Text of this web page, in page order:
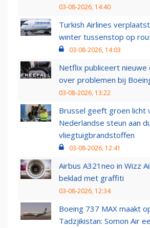
03-08-2026, 14:40
Turkish Airlines
winter tussenstop op
03-08-2026, 14:03
Netflix publiceert nieuwe
over problemen bij
03-08-2026, 13:22
Brussel geeft groen licht
Nederlandse steun aan
vliegtuigbrandstoffen
03-08-2026, 12:41
Airbus A321neo in Wizz
beklad met graffiti
03-08-2026, 12:34
Boeing 737 MAX maakt
Tadzjikistan: Somon Air